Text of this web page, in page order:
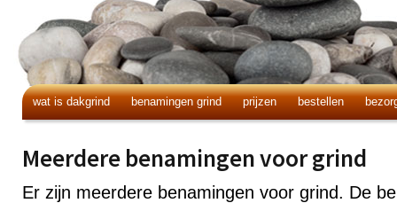
wat is dakgrind benamingen grind prijzen bestellen
Meerdere benamingen voor grind
Er zijn meerdere benamingen voor grind. De